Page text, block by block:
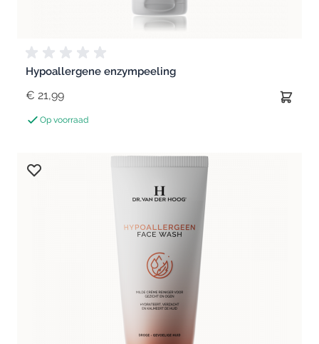
Hypoallergene enzympeeling
€ 21,99
Op voorraad